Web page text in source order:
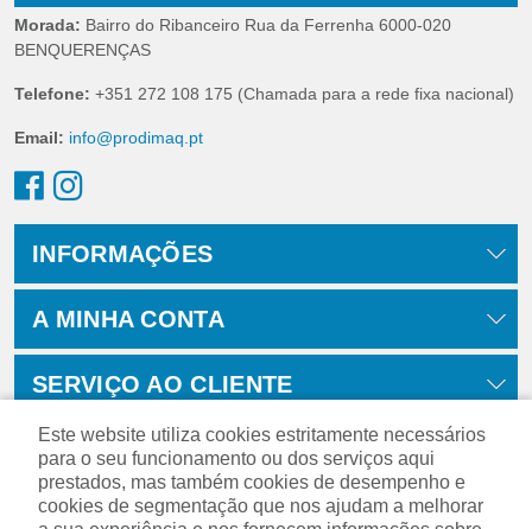
Morada: Bairro do Ribanceiro Rua da Ferrenha 6000-020
BENQUERENÇAS
Telefone: +351 272 108 175 (Chamada para a rede fixa nacional)
Email: info@prodimaq.pt
INFORMAÇÕES
A MINHA CONTA
SERVIÇO AO CLIENTE
Este website utiliza cookies estritamente necessários
para o seu funcionamento ou dos serviços aqui
prestados, mas também cookies de desempenho e
cookies de segmentação que nos ajudam a melhorar